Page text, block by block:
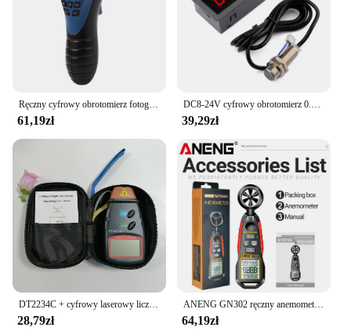
Ręczny cyfrowy obrotomierz fotograficzny miernik obr./min Laserowy bezdotykowy zakres tachometru 2,5-99999 obr./min Miernik prędkości silnika
61,19zł
DC8-24V cyfrowy obrotomierz 0.56 ''4 bity LED Hall czujnik zbliżeniowy NPN 12V 24V Tachomete zestawy prędkościomierz 10-9999RPM
39,29zł
DT2234C + cyfrowy laserowy licznik obrotomierza miernik obrotów bezdotykowy obrotomierz licznik Rev do testowania prędkości obrotu koła silnika
28,79zł
ANENG GN302 ręczny anemometr 9999 licznik cyfrowy 0.4 ~ 30.00 m/s miernik prędkości wiatru-20.0C ~ 60.0C Tester temperatury Anemometro
64,19zł